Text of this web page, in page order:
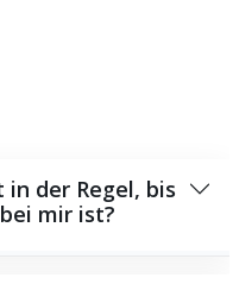
der Regel, bis
Sanitärdienstleister bei mir ist?